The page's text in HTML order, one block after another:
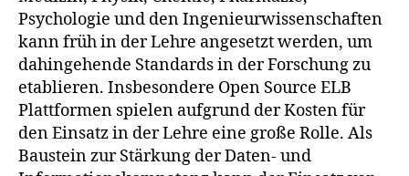
Psychologie und den Ingenieurwissenschaften
kann früh in der Lehre angesetzt werden, um
dahingehende Standards in der Forschung zu
etablieren. Insbesondere Open Source ELB
Plattformen spielen aufgrund der Kosten für
den Einsatz in der Lehre eine große Rolle. Als
Baustein zur Stärkung der Daten- und